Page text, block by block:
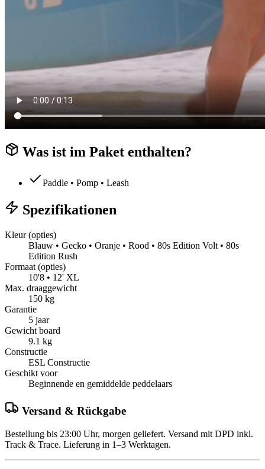
Was ist im Paket enthalten?
Paddle • Pomp • Leash
Spezifikationen
Kleur (opties)
Blauw • Gecko • Oranje • Rood • 80s Edition Volt • 80s
Edition Rush
Formaat (opties)
10'8 • 12' XL
Max. draaggewicht
150 kg
Garantie
5 jaar
Gewicht board
9.1 kg
Constructie
ESL Constructie
Geschikt voor
Beginnende en gemiddelde peddelaars
Versand & Rückgabe
Bestellung bis 23:00 Uhr, morgen geliefert. Versand mit DPD inkl.
Track & Trace. Lieferung in 1–3 Werktagen.